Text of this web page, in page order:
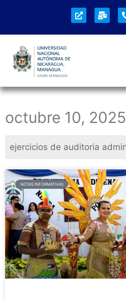
octubre 10, 2025
NOTAS INFORMATIVAS